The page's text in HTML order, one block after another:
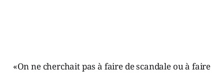
«On ne cherchait pas à faire de scandale ou à faire